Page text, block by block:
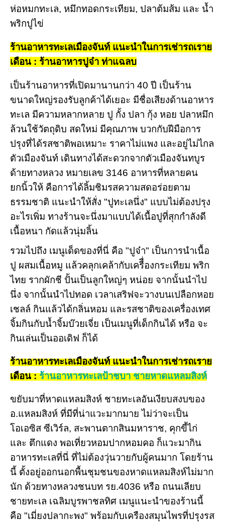
ห่อหมกทะเล, หมึกทอดกระเทียม, ปลาต้มส้ม และ น้ำ
พริกปูไข่
ร้านอาหารทะเลเมืองจันท์ แนะนำในการเช่ารถเราย
เดือน : ร้านอาหารปูจ๋า ท่าแฉลบ
เป็นร้านอาหารที่เปิดมานานกว่า 40 ปี เป็นร้าน
ขนาดใหญ่รองรับลูกค้าได้เยอะ มีชื่อเสียงด้านอาหาร
ทะเล มีความหลากหลาย ปู กั้ง ปลา กุ้ง หอย ปลาหมึก
ล้วนใช้วัตถุดิบ สดใหม่ มีคุณภาพ บวกกับฝีมือการ
ปรุงที่ได้รสชาติพอเหมาะ ราคาไม่แพง และอยู่ไม่ไกล
ตัวเมืองจันท์ เดินทางได้สะดวกจากตัวเมืองจันทบูร
ด้ายทางหลวง หมายเลข 3146 อาหารที่หลายคน
ยกนิ้วให้ คือการได้ลิ้มชิมรสความสดอร่อยตาม
ธรรมชาติ แนะนำให้สั่ง "ปูทะเลนึ่ง" แบบไม่ต้องปรุง
อะไรเพิ่ม ทางร้านจะนึ่งมาแบบได้เนื้อปูที่สุกกำลังดี
เนื้อหนา กัดแล้วนุ่มลิ้น
รวมไปถึง เมนูเด็ดของที่นี่ คือ "ปูจ๋า" เป็นการนำเนื้อ
ปู ผสมเนื้อหมู แล้วคลุกเคล้ากับเครืื่องกระเทียม พริก
ไทย รากผักชี ปั้นเป็นลูกใหญ่ๆ หน่อย จากนั้นนำไป
นึ่ง จากนั้นนำไปทอด เวลาเสริฟจะวางบนเปลือกหอย
เชลล์ กินแล้วได้กลิ่นหอม และรสชาติของเครื่องเทศ
จิ้มกินกับน้ำจิ้มบ๊วยเจี่ย เป็นเมนูที่เด็กกินได้ หรือ จะ
กินเล่นเป็นออเดิฟ ก็ได้
ร้านอาหารทะเลเมืองจันท์ แนะนำในการเช่ารถเราย
เดือน :ร้านอาหารทะเลป้าชบา ชายหาดแหลมสิงห์
ขยับมาที่หาดแหลมสิงห์ ชายทะเลอันเงียบสงบของ
อ.แหลมสิงห์ ที่มีที่น่าแวะมากมาย ไม่ว่าจะเป็น
โอเอซิส ซีเวิร์ล, สะพานตากสินมหาราช, คุกขี้ไก่
และ ตึกแดง พอเที่ยวหอมปากหอมคอ ก็แวะมากิน
อาหารทะเลที่นี่ ที่ไม่ต้องวุ่นวายกับผู้คนมาก โดยร้าน
นี้ ตั้งอยู่ออกนอกพื้นชุมชนของหาดแหลมสิงห์ไม่มาก
นัก ด้วยทางหลวงชนบท รย.4036 หรือ ถนนเลียบ
ชายทะเล เฉลิมบูรพาชลทิศ เมนูแนะนำของร้านนี้
คือ "เมี่ยงปลากะพง" พร้อมกับเครืองสมุนไพรที่ปรุงรส